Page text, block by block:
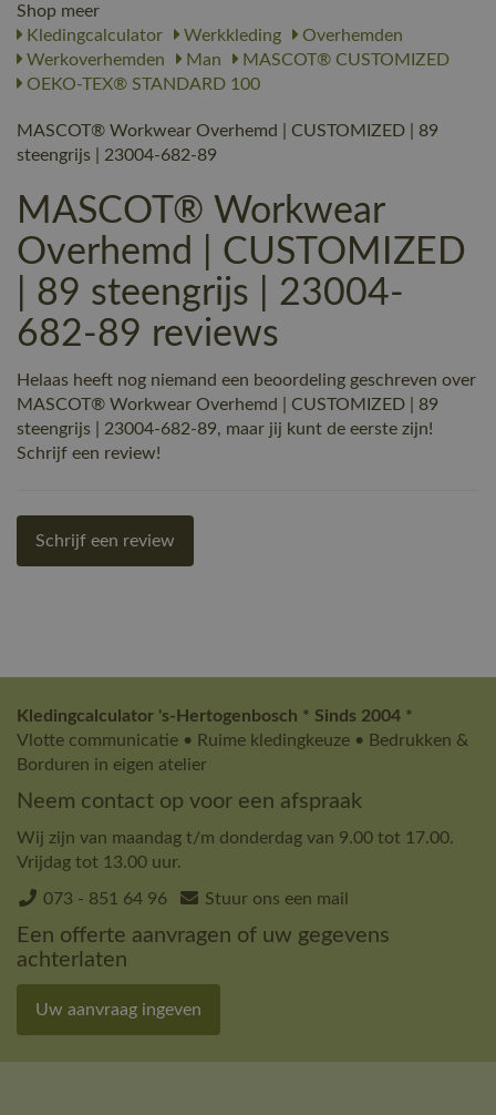
Shop meer
Kledingcalculator
Werkkleding
Overhemden
Werkoverhemden
Man
MASCOT® CUSTOMIZED
OEKO-TEX® STANDARD 100
MASCOT® Workwear Overhemd | CUSTOMIZED | 89
steengrijs | 23004-682-89
MASCOT® Workwear
Overhemd | CUSTOMIZED
| 89 steengrijs | 23004-
682-89 reviews
Helaas heeft nog niemand een beoordeling geschreven over
MASCOT® Workwear Overhemd | CUSTOMIZED | 89
steengrijs | 23004-682-89, maar jij kunt de eerste zijn!
Schrijf een review!
Schrijf een review
Kledingcalculator 's-Hertogenbosch * Sinds 2004 *
Vlotte communicatie • Ruime kledingkeuze • Bedrukken &
Borduren in eigen atelier
Neem contact op voor een afspraak
Wij zijn van maandag t/m donderdag van 9.00 tot 17.00.
Vrijdag tot 13.00 uur.
073 - 851 64 96 Stuur ons een mail
Een offerte aanvragen of uw gegevens
achterlaten
Uw aanvraag ingeven